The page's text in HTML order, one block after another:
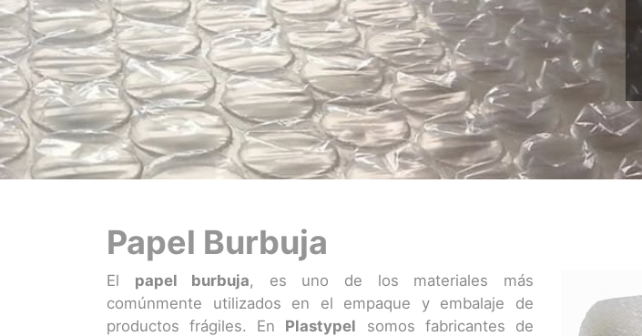
Papel Burbuja
El papel burbuja, es uno de los materiales más
comúnmente utilizados en el empaque y embalaje de
productos frágiles. En Plastypel somos fabricantes de